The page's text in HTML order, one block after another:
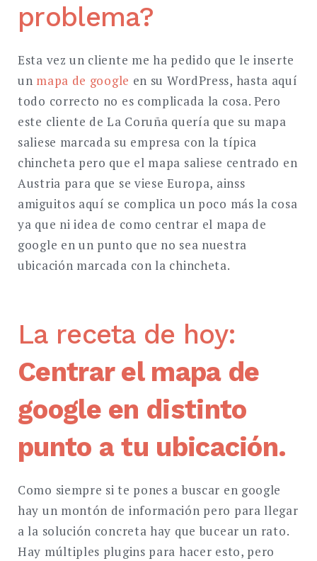
distinto
punto
a
ubicación
problema?
Esta vez un cliente me ha pedido que le inserte
un mapa de google en su WordPress, hasta aquí
todo correcto no es complicada la cosa. Pero
este cliente de La Coruña quería que su mapa
saliese marcada su empresa con la típica
chincheta pero que el mapa saliese centrado en
Austria para que se viese Europa, ainss
amiguitos aquí se complica un poco más la cosa
ya que ni idea de como centrar el mapa de
google en un punto que no sea nuestra
ubicación marcada con la chincheta.
La receta de hoy:
Centrar el mapa de
google en distinto
punto a tu ubicación.
Como siempre si te pones a buscar en google
hay un montón de información pero para llegar
a la solución concreta hay que bucear un rato.
Hay múltiples plugins para hacer esto, pero